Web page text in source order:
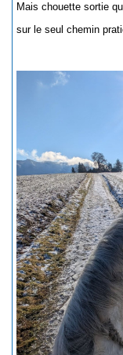
Mais chouette sortie
sur le seul chemin